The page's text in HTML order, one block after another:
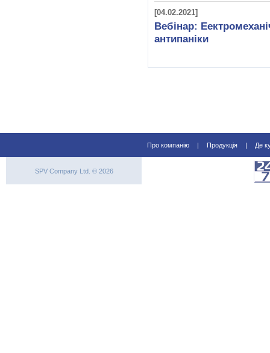
[04.02.2021]
Вебінар:
антипаніки
Про компанію | Продукція | Де
SPV Company Ltd. © 2026